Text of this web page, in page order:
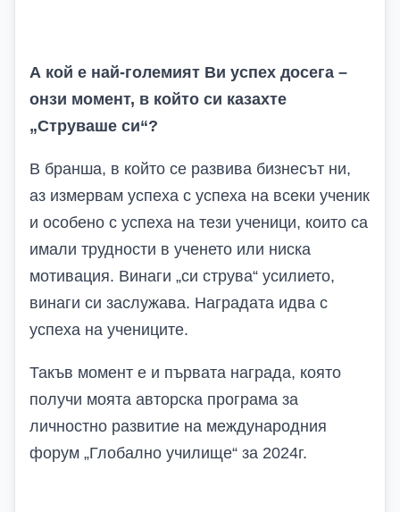
А кой е най-големият Ви успех досега –
онзи момент, в който си казахте
„Струваше си“?
В бранша, в който се развива бизнесът ни,
аз измервам успеха с успеха на всеки ученик
и особено с успеха на тези ученици, които са
имали трудности в ученето или ниска
мотивация. Винаги „си струва“ усилието,
винаги си заслужава. Наградата идва с
успеха на учениците.
Такъв момент е и първата награда, която
получи моята авторска програма за
личностно развитие на международния
форум „Глобално училище“ за 2024г.